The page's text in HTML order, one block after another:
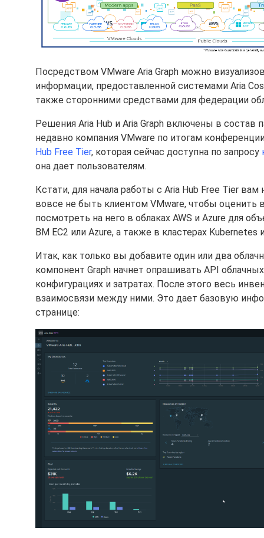
Посредством VMware Aria Graph можно
информации, предоставленной системами Aria
также сторонними средствами для федерации
Решения Aria Hub и Aria Graph включены в состав
недавно компания VMware по итогам
Hub Free Tier, которая сейчас доступна по запросу
она дает пользователям.
Кстати, для начала работы с Aria Hub Free Tier
вовсе не быть клиентом VMware, чтобы
посмотреть на него в облаках AWS и Azure для
ВМ EC2 или Azure, а также в кластерах Kubernetes
Итак, как только вы добавите один или два
компонент Graph начнет опрашивать API
конфигурациях и затратах. После этого весь
взаимосвязи между ними. Это дает базовую
странице: